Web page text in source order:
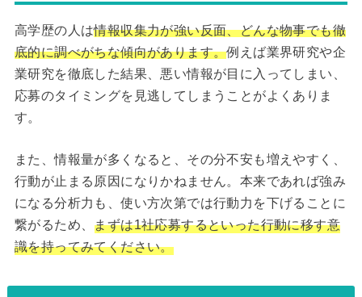
高学歴の人は情報収集力が強い反面、どんな物事でも徹
底的に調べがちな傾向があります。例えば業界研究や企
業研究を徹底した結果、悪い情報が目に入ってしまい、
応募のタイミングを見逃してしまうことがよくありま
す。
また、情報量が多くなると、その分不安も増えやすく、
行動が止まる原因になりかねません。本来であれば強み
になる分析力も、使い方次第では行動力を下げることに
繋がるため、 まずは1社応募するといった行動に移す意
識を持ってみてください。